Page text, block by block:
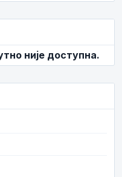
није доступна.